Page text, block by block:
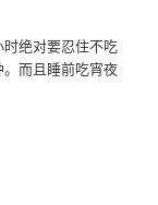
绝对要忍住不吃
而且睡前吃宵夜